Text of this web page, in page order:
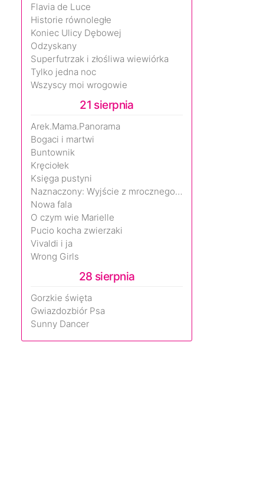
Flavia de Luce
Historie równoległe
Koniec Ulicy Dębowej
Odzyskany
Superfutrzak i złośliwa wiewiórka
Tylko jedna noc
Wszyscy moi wrogowie
21 sierpnia
Arek.Mama.Panorama
Bogaci i martwi
Buntownik
Kręciołek
Księga pustyni
Naznaczony: Wyjście z mrocznego wymiaru
Nowa fala
O czym wie Marielle
Pucio kocha zwierzaki
Vivaldi i ja
Wrong Girls
28 sierpnia
Gorzkie święta
Gwiazdozbiór Psa
Sunny Dancer